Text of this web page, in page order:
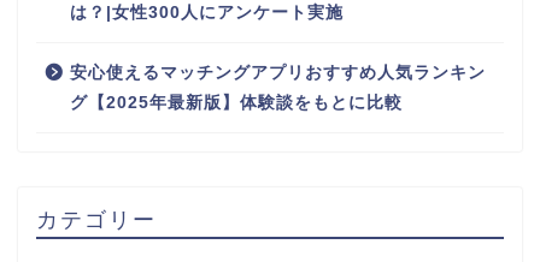
は？|女性300人にアンケート実施
安心使えるマッチングアプリおすすめ人気ランキン
グ【2025年最新版】体験談をもとに比較
カテゴリー